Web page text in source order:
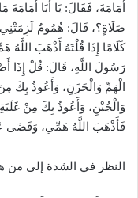
أُمَامَةَ، فَقَالَ: يَا أَبَا
صَلَاةٍ؟، قَالَ: هُمُومٌ
كَلَامًا إِذَا قُلْتَهُ أَذْهَبَ
رَسُولَ اللَّهِ، قَالَ: قُلْ إِذَا
الْهَمِّ وَالْحَزَنِ، وَأَعُوذُ بِكَ
وَالْجُبْنِ، وَأَعُوذُ بِكَ مِنْ
فَأَذْهَبَ اللَّهُ هَمِّي، وَقَضَى
النظر في الشدة إلى من